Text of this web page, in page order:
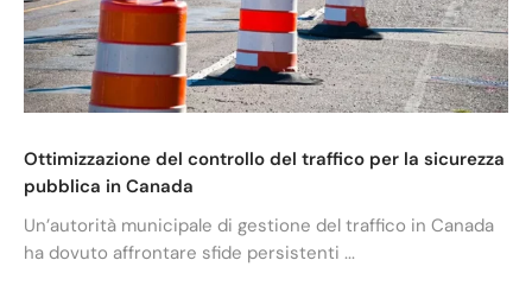
Ottimizzazione del controllo del traffico per la sicurezza
pubblica in Canada
Un’autorità municipale di gestione del traffico in Canada
ha dovuto affrontare sfide persistenti ...